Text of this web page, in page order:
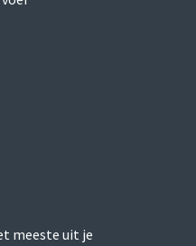
meeste uit je